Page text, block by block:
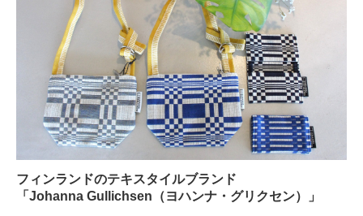
フィンランドのテキスタイルブランド
「Johanna Gullichsen（ヨハンナ・グリクセン）」